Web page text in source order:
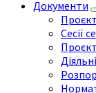
Документи
Сесії